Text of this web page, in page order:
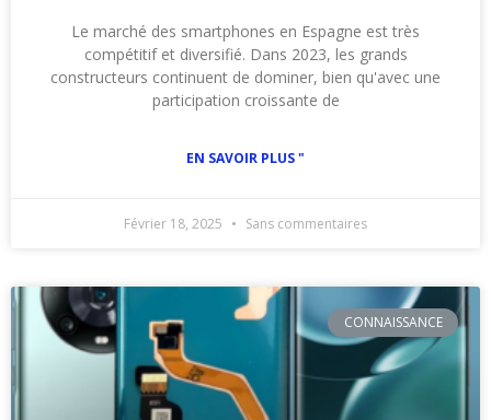
Le marché des smartphones en Espagne est très
compétitif et diversifié. Dans 2023, les grands
constructeurs continuent de dominer, bien qu'avec une
participation croissante de
EN SAVOIR PLUS "
Février 18, 2025 Sans commentaires
CONNAISSANCE